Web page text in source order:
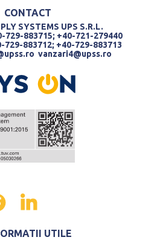
CONTACT
SYSTEMS UPS S.R.L.
729-883715; +40-721-279440
729-883712; +40-729-883713
vanzari4@upss.ro
UTILE